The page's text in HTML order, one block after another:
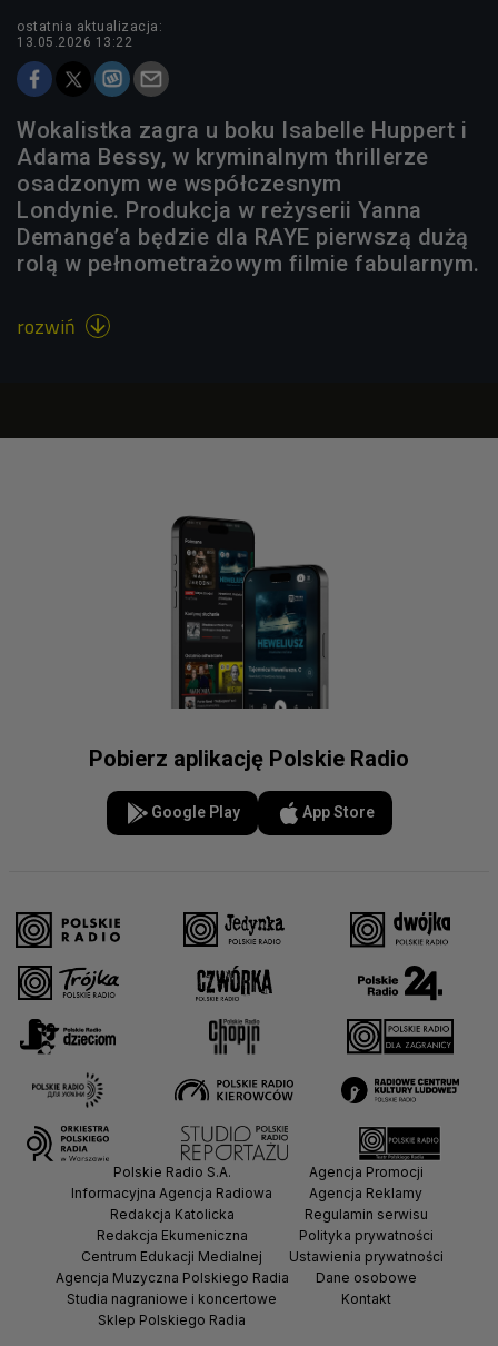
ostatnia aktualizacja:
13.05.2026 13:22
Wokalistka zagra u boku Isabelle Huppert i
Adama Bessy, w kryminalnym thrillerze
osadzonym we współczesnym
Londynie. Produkcja w reżyserii Yanna
Demange’a będzie dla RAYE pierwszą dużą
rolą w pełnometrażowym filmie fabularnym.
rozwiń 
Pobierz aplikację Polskie Radio
Google Play App Store
Polskie Radio S.A.
Informacyjna Agencja Radiowa
Redakcja Katolicka
Redakcja Ekumeniczna
Centrum Edukacji Medialnej
Agencja Muzyczna Polskiego Radia
Studia nagraniowe i koncertowe
Sklep Polskiego Radia
Agencja Promocji
Agencja Reklamy
Regulamin serwisu
Polityka prywatności
Ustawienia prywatności
Dane osobowe
Kontakt